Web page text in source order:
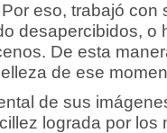
eso, trabajó con
desapercibidos, o
De esta
de ese
de sus
lograda por los